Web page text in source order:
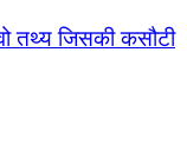
तथ्य जिसकी कसौटी